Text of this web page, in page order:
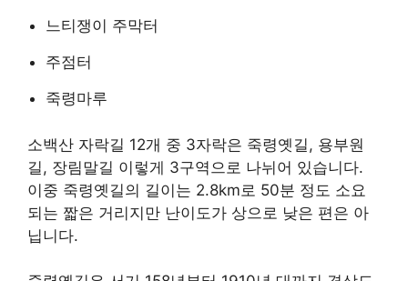
느티쟁이 주막터
주점터
죽령마루
소백산 자락길 12개 중 3자락은 죽령옛길, 용부원
길, 장림말길 이렇게 3구역으로 나뉘어 있습니다.
이중 죽령옛길의 길이는 2.8km로 50분 정도 소요
되는 짧은 거리지만 난이도가 상으로 낮은 편은 아
닙니다.